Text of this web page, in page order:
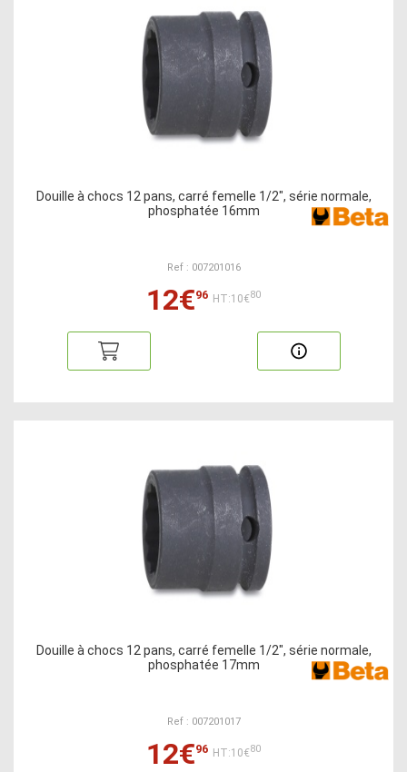
Douille à chocs 12 pans, carré femelle 1/2", série normale,
phosphatée 16mm
Ref : 007201016
12€96 HT:10€80
Douille à chocs 12 pans, carré femelle 1/2", série normale,
phosphatée 17mm
Ref : 007201017
12€96 HT:10€80